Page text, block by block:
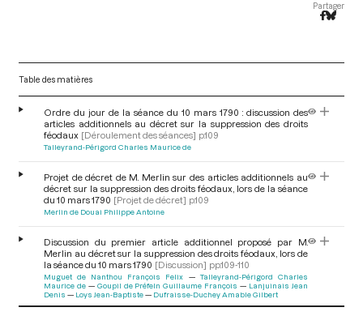
Partager
Table des matières
Ordre du jour de la séance du 10 mars 1790 : discussion des
articles additionnels au décret sur la suppression des droits
féodaux [Déroulement des séances] p.109
Talleyrand-Périgord Charles Maurice de
Projet de décret de M. Merlin sur des articles additionnels au
décret sur la suppression des droits féodaux, lors de la séance
du 10 mars 1790 [Projet de décret] p.109
Merlin de Douai Philippe Antoine
Discussion du premier article additionnel proposé par M.
Merlin au décret sur la suppression des droits féodaux, lors de
la séance du 10 mars 1790 [Discussion] pp.109-110
Muguet de Nanthou François Felix
Talleyrand-Périgord Charles
Maurice de
Goupil de Préfeln Guillaume François
Lanjuinais Jean
Denis
Loys Jean-Baptiste Dufraisse-Duchey Amable Gilbert